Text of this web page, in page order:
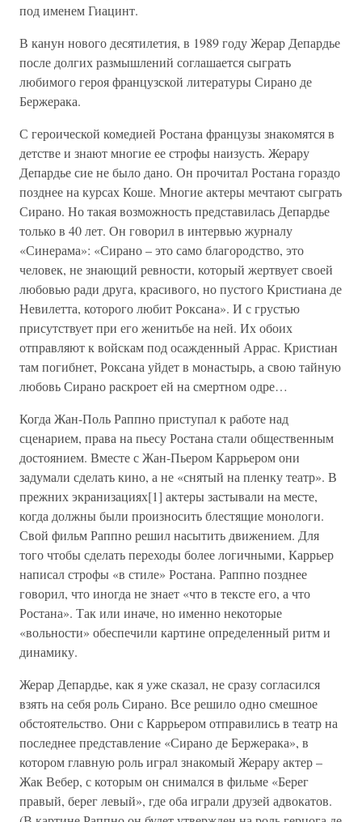
под именем Гиацинт.
В канун нового десятилетия, в 1989 году Жерар Депардье
после долгих размышлений соглашается сыграть
любимого героя французской литературы Сирано де
Бержерака.
С героической комедией Ростана французы знакомятся в
детстве и знают многие ее строфы наизусть. Жерару
Депардье сие не было дано. Он прочитал Ростана гораздо
позднее на курсах Коше. Многие актеры мечтают сыграть
Сирано. Но такая возможность представилась Депардье
только в 40 лет. Он говорил в интервью журналу
«Синерама»: «Сирано – это само благородство, это
человек, не знающий ревности, который жертвует своей
любовью ради друга, красивого, но пустого Кристиана де
Невилетта, которого любит Роксана». И с грустью
присутствует при его женитьбе на ней. Их обоих
отправляют к войскам под осажденный Аррас. Кристиан
там погибнет, Роксана уйдет в монастырь, а свою тайную
любовь Сирано раскроет ей на смертном одре…
Когда Жан-Поль Раппно приступал к работе над
сценарием, права на пьесу Ростана стали общественным
достоянием. Вместе с Жан-Пьером Каррьером они
задумали сделать кино, а не «снятый на пленку театр». В
прежних экранизациях[1] актеры застывали на месте,
когда должны были произносить блестящие монологи.
Свой фильм Раппно решил насытить движением. Для
того чтобы сделать переходы более логичными, Каррьер
написал строфы «в стиле» Ростана. Раппно позднее
говорил, что иногда не знает «что в тексте его, а что
Ростана». Так или иначе, но именно некоторые
«вольности» обеспечили картине определенный ритм и
динамику.
Жерар Депардье, как я уже сказал, не сразу согласился
взять на себя роль Сирано. Все решило одно смешное
обстоятельство. Они с Каррьером отправились в театр на
последнее представление «Сирано де Бержерака», в
котором главную роль играл знакомый Жерару актер –
Жак Вебер, с которым он снимался в фильме «Берег
правый, берег левый», где оба играли друзей адвокатов.